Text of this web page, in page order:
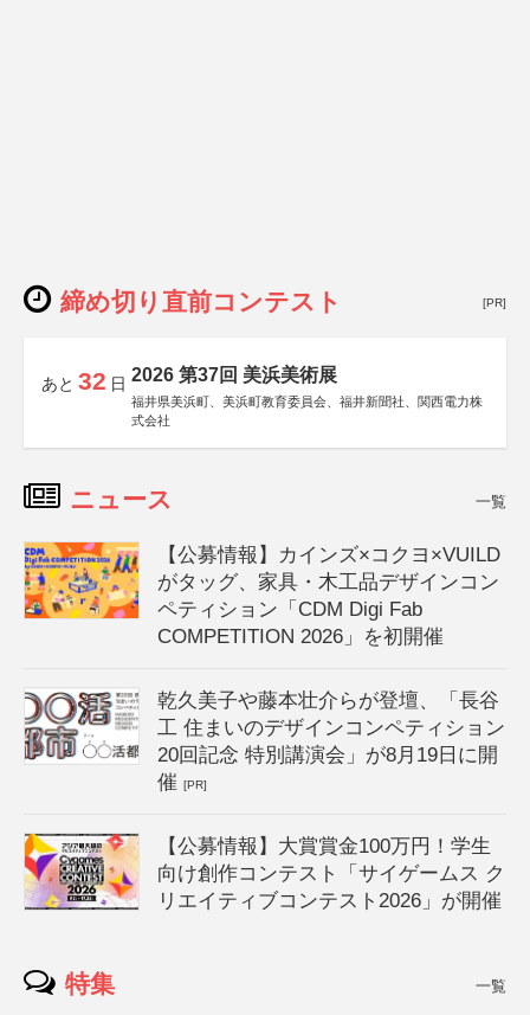
締め切り直前コンテスト [PR]
あと 32 日 2026 第37回 美浜美術展
福井県美浜町、美浜町教育委員会、福井新聞社、関西電力株
式会社
ニュース 一覧
【公募情報】カインズ×コクヨ×VUILD
がタッグ、家具・木工品デザインコン
ペティション「CDM Digi Fab
COMPETITION 2026」を初開催
乾久美子や藤本壮介らが登壇、「長谷
工 住まいのデザインコンペティション
20回記念 特別講演会」が8月19日に開
催[PR]
【公募情報】大賞賞金100万円！学生
向け創作コンテスト「サイゲームス ク
リエイティブコンテスト2026」が開催
特集 一覧